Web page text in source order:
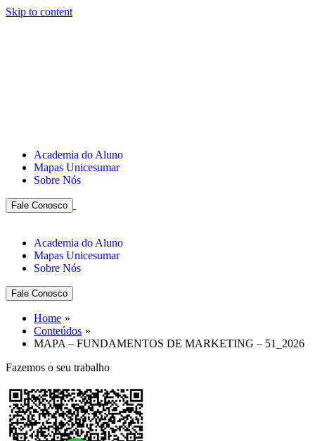
Skip to content
Academia do Aluno
Mapas Unicesumar
Sobre Nós
Fale Conosco
Academia do Aluno
Mapas Unicesumar
Sobre Nós
Fale Conosco
Home
Conteúdos
MAPA – FUNDAMENTOS DE MARKETING – 51_2026
Fazemos o seu trabalho